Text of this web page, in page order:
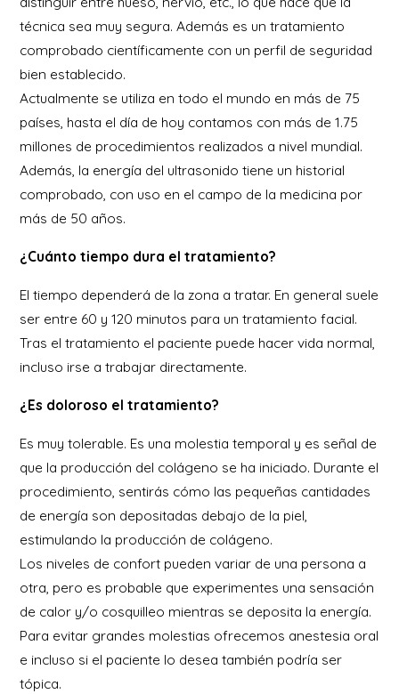
técnica sea muy segura. Además es un tratamiento
comprobado científicamente con un perfil de seguridad
bien establecido.
Actualmente se utiliza en todo el mundo en más de 75
países, hasta el día de hoy contamos con más de 1.75
millones de procedimientos realizados a nivel mundial.
Además, la energía del ultrasonido tiene un historial
comprobado, con uso en el campo de la medicina por
más de 50 años.
¿Cuánto tiempo dura el tratamiento?
El tiempo dependerá de la zona a tratar. En general suele
ser entre 60 y 120 minutos para un tratamiento facial.
Tras el tratamiento el paciente puede hacer vida normal,
incluso irse a trabajar directamente.
¿Es doloroso el tratamiento?
Es muy tolerable. Es una molestia temporal y es señal de
que la producción del colágeno se ha iniciado. Durante el
procedimiento, sentirás cómo las pequeñas cantidades
de energía son depositadas debajo de la piel,
estimulando la producción de colágeno.
Los niveles de confort pueden variar de una persona a
otra, pero es probable que experimentes una sensación
de calor y/o cosquilleo mientras se deposita la energía.
Para evitar grandes molestias ofrecemos anestesia oral
e incluso si el paciente lo desea también podría ser
tópica.